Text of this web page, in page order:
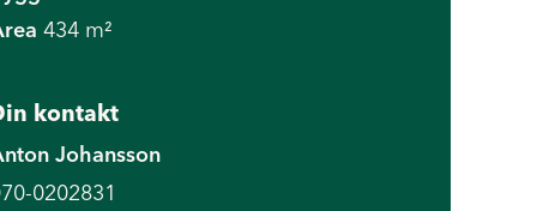
434 m²
kontakt
Johansson
0202831